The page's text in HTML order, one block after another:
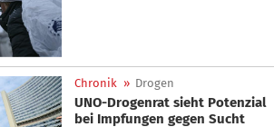
Chronik » Drogen
UNO-Drogenrat sieht Potenzial
bei Impfungen gegen Sucht